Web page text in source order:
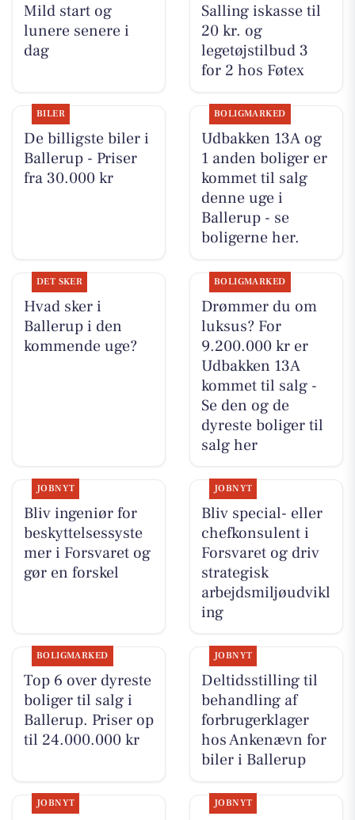
Mild start og
lunere senere i
dag
Salling iskasse til
20 kr. og
legetøjstilbud 3
for 2 hos Føtex
BILER
De billigste biler i
Ballerup - Priser
fra 30.000 kr
BOLIGMARKED
Udbakken 13A og
1 anden boliger er
kommet til salg
denne uge i
Ballerup - se
boligerne her.
DET SKER
Hvad sker i
Ballerup i den
kommende uge?
BOLIGMARKED
Drømmer du om
luksus? For
9.200.000 kr er
Udbakken 13A
kommet til salg -
Se den og de
dyreste boliger til
salg her
JOBNYT
Bliv ingeniør for
beskyttelsessyste
mer i Forsvaret og
gør en forskel
JOBNYT
Bliv special- eller
chefkonsulent i
Forsvaret og driv
strategisk
arbejdsmiljøudvikl
ing
BOLIGMARKED
Top 6 over dyreste
boliger til salg i
Ballerup. Priser op
til 24.000.000 kr
JOBNYT
Deltidsstilling til
behandling af
forbrugerklager
hos Ankenævn for
biler i Ballerup
JOBNYT JOBNYT